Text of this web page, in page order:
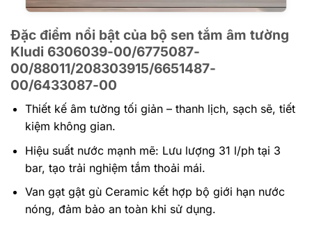
Đặc điểm nổi bật của bộ sen tắm âm tường
Kludi 6306039-00/6775087-
00/88011/208303915/6651487-
00/6433087-00
Thiết kế âm tường tối giản – thanh lịch, sạch sẽ, tiết
kiệm không gian.
Hiệu suất nước mạnh mẽ: Lưu lượng 31 l/ph tại 3
bar, tạo trải nghiệm tắm thoải mái.
Van gạt gật gù Ceramic kết hợp bộ giới hạn nước
nóng, đảm bảo an toàn khi sử dụng.